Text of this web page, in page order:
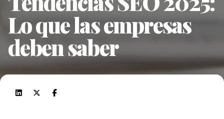
Lo que las empresas
deben saber